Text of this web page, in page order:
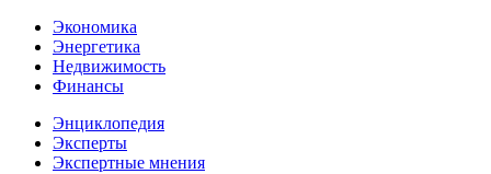
Экономика
Энергетика
Недвижимость
Финансы
Энциклопедия
Эксперты
Экспертные мнения